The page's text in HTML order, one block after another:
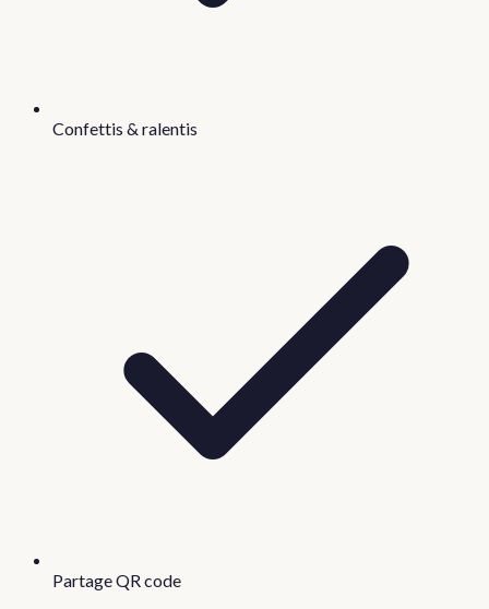
Confettis & ralentis
Partage QR code